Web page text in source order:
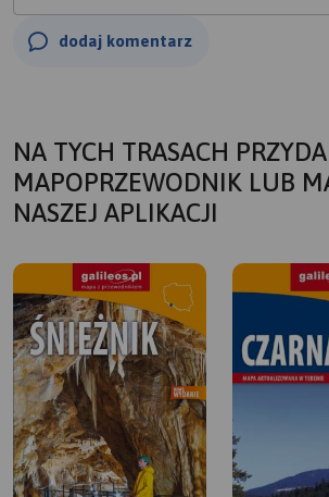
górę na Śnieżnik. Na wzgórzu
krótkiej przerwie powrót do auta.
dodaj komentarz
NA TYCH TRASACH
MAPOPRZEWODNIK LUB
NASZEJ APLIKACJI